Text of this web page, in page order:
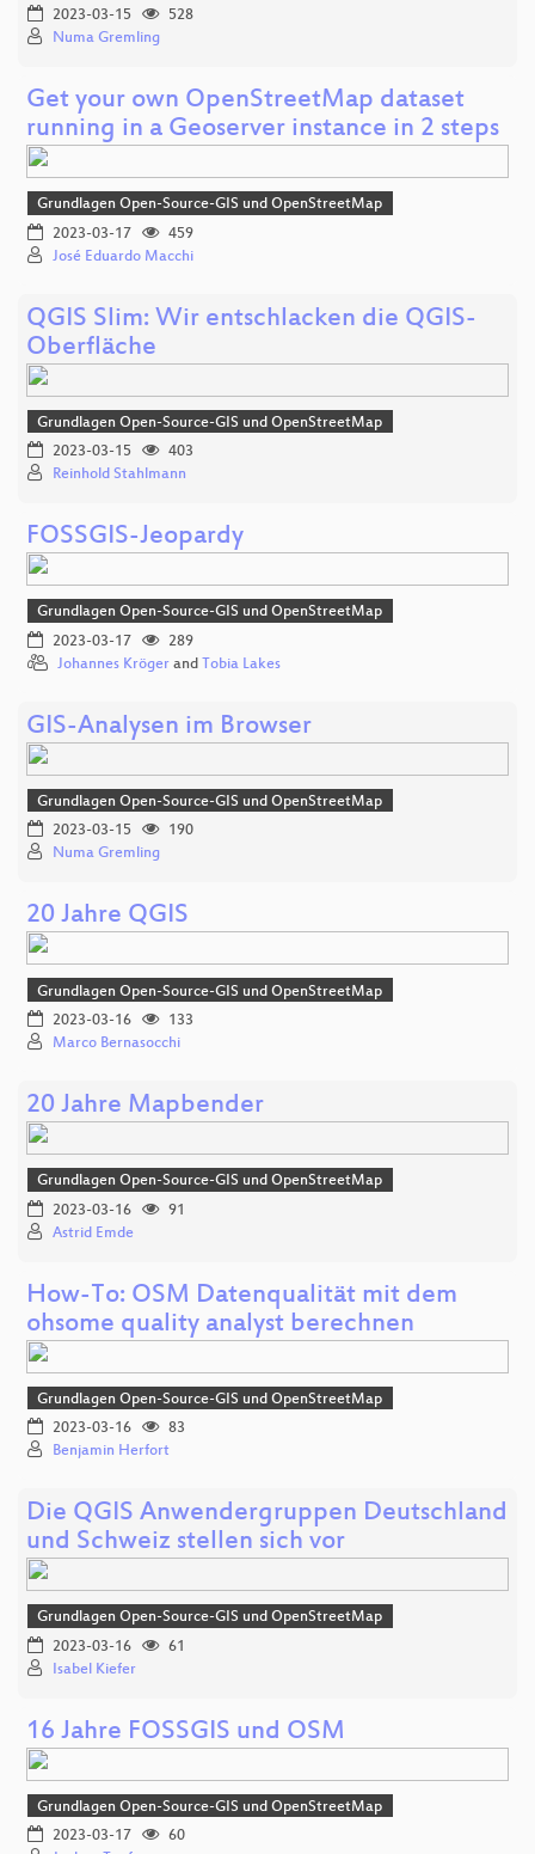
2023-03-15
528
Numa Gremling
Get your own OpenStreetMap dataset
running in a Geoserver instance in 2 steps
Grundlagen Open-Source-GIS und OpenStreetMap
2023-03-17
459
José Eduardo Macchi
QGIS Slim: Wir entschlacken die QGIS-
Oberfläche
Grundlagen Open-Source-GIS und OpenStreetMap
2023-03-15
403
Reinhold Stahlmann
FOSSGIS-Jeopardy
Grundlagen Open-Source-GIS und OpenStreetMap
2023-03-17
289
Johannes Kröger and Tobia Lakes
GIS-Analysen im Browser
Grundlagen Open-Source-GIS und OpenStreetMap
2023-03-15
190
Numa Gremling
20 Jahre QGIS
Grundlagen Open-Source-GIS und OpenStreetMap
2023-03-16
133
Marco Bernasocchi
20 Jahre Mapbender
Grundlagen Open-Source-GIS und OpenStreetMap
2023-03-16
91
Astrid Emde
How-To: OSM Datenqualität mit dem
ohsome quality analyst berechnen
Grundlagen Open-Source-GIS und OpenStreetMap
2023-03-16
83
Benjamin Herfort
Die QGIS Anwendergruppen Deutschland
und Schweiz stellen sich vor
Grundlagen Open-Source-GIS und OpenStreetMap
2023-03-16
61
Isabel Kiefer
16 Jahre FOSSGIS und OSM
Grundlagen Open-Source-GIS und OpenStreetMap
2023-03-17
60